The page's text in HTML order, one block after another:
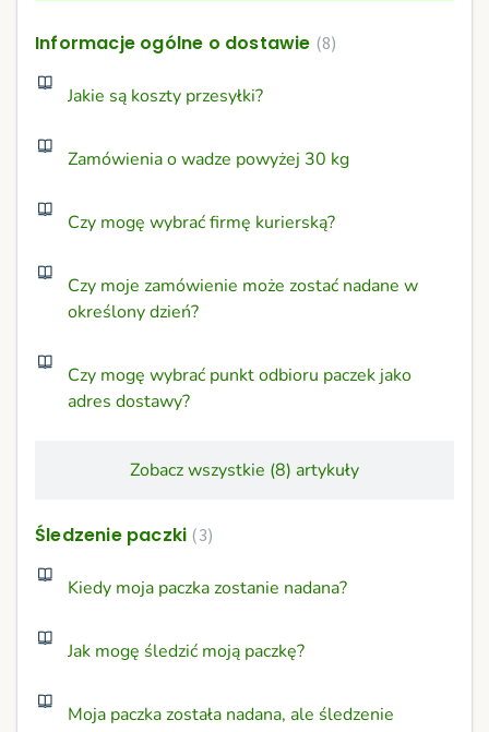
Informacje ogólne o dostawie 8
Jakie są koszty przesyłki?
Zamówienia o wadze powyżej 30 kg
Czy mogę wybrać firmę kurierską?
Czy moje zamówienie może zostać nadane w
określony dzień?
Czy mogę wybrać punkt odbioru paczek jako
adres dostawy?
Zobacz wszystkie (8) artykuły
Śledzenie paczki 3
Kiedy moja paczka zostanie nadana?
Jak mogę śledzić moją paczkę?
Moja paczka została nadana, ale śledzenie